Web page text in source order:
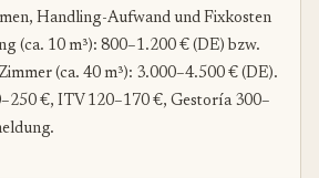
Handling-Aufwand und Fixkosten
(ca. 10 m³): 800–1.200 € (DE) bzw.
(ca. 40 m³): 3.000–4.500 € (DE).
€, ITV 120–170 €, Gestoría 300–